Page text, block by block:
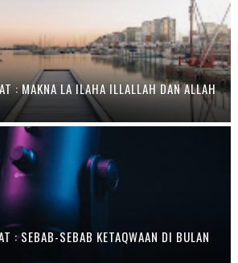
: MAKNA LA ILAHA ILLALLAH DAN ALLAH
: SEBAB-SEBAB KETAQWAAN DI BULAN